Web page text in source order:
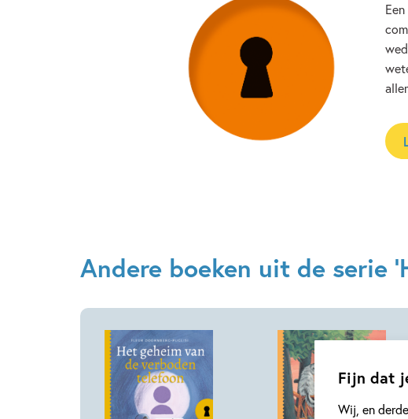
Fijn dat
Wij, en
Andere boeken uit de serie